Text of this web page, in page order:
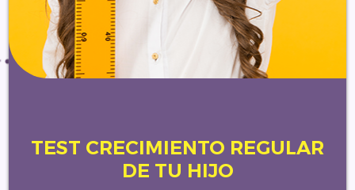
TEST CRECIMIENTO REGULAR
DE TU HIJO